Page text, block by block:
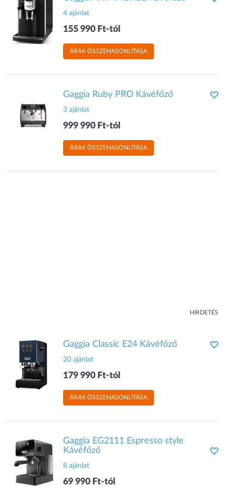
4 ajánlat
155 990 Ft-tól
ÁRAK ÖSSZEHASONLÍTÁSA
Gaggia Ruby PRO Kávéfőző
3 ajánlat
999 990 Ft-tól
ÁRAK ÖSSZEHASONLÍTÁSA
HIRDETÉS
Gaggia Classic E24 Kávéfőző
20 ajánlat
179 990 Ft-tól
ÁRAK ÖSSZEHASONLÍTÁSA
Gaggia EG2111 Espresso style
Kávéfőző
8 ajánlat
69 990 Ft-tól